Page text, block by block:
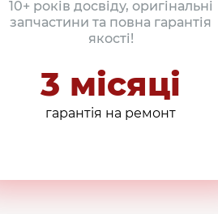
10+ років досвіду, оригінальні
запчастини та повна гарантія
якості!
3 місяці
гарантія на ремонт